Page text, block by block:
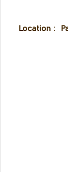
Location :